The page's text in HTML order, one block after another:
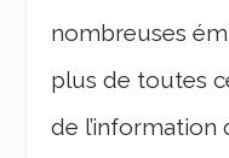
nombreuses
plus de toutes
de l’information